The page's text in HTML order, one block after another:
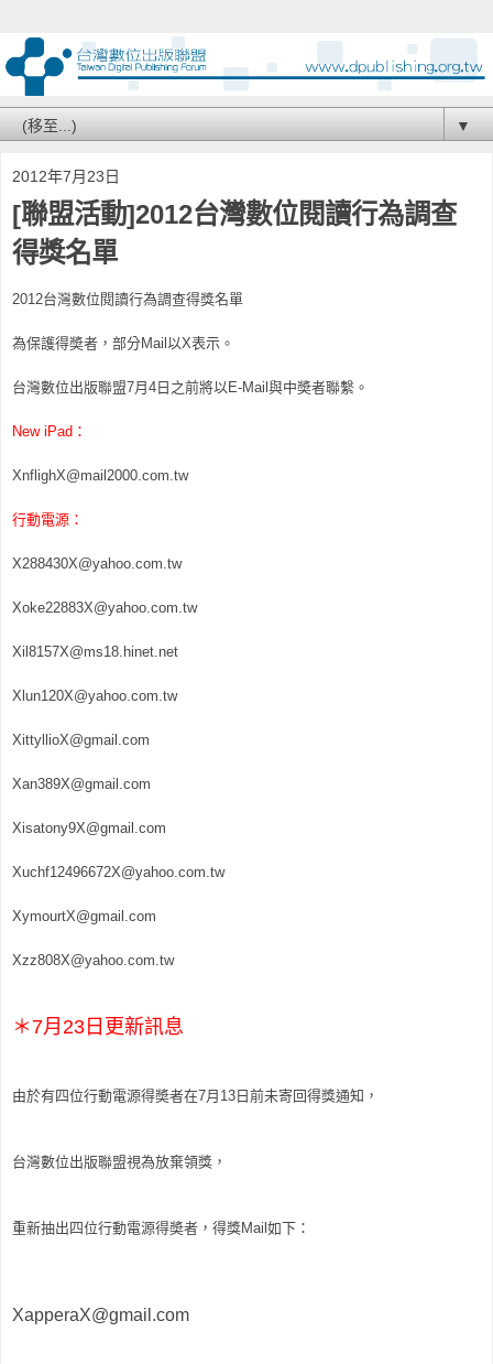
▼
2012年7月23日
[聯盟活動]2012台灣數位閱讀行為調查
得獎名單
2012台灣數位閱讀行為調查得獎名單
為保護得奬者，部分Mail以X表示。
台灣數位出版聯盟7月4日之前將以E-Mail與中奬者聯繫。
New iPad：
XnflighX@mail2000.com.tw
行動電源：
X288430X@yahoo.com.tw
Xoke22883X@yahoo.com.tw
Xil8157X@ms18.hinet.net
Xlun120X@yahoo.com.tw
XittyllioX@gmail.com
Xan389X@gmail.com
Xisatony9X@gmail.com
Xuchf12496672X@yahoo.com.tw
XymourtX@gmail.com
Xzz808X@yahoo.com.tw
＊7月23日更新訊息
由於有四位行動電源得奬者在7月13日前未寄回得獎通知，
台灣數位出版聯盟視為放棄領獎，
重新抽出四位行動電源得奬者，得獎Mail如下：
XapperaX@gmail.com